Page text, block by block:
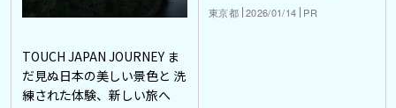
TOUCH JAPAN JOURNEY ま
だ見ぬ日本の美しい景色と 洗
練された体験、新しい旅へ
東京都 2026/01/14 PR